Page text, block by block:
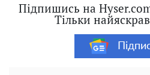
Підпишись на
Тільки